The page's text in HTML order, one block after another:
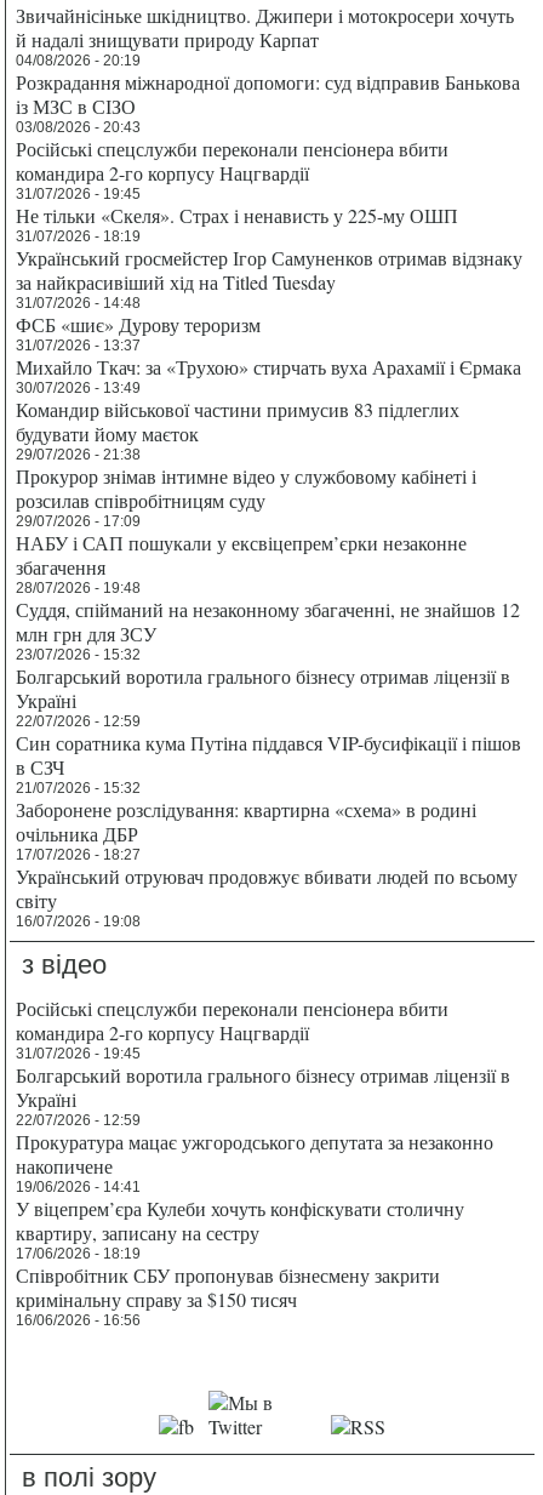
Звичайнісіньке шкідництво. Джипери і мотокросери хочуть
й надалі знищувати природу Карпат
04/08/2026 - 20:19
Розкрадання міжнародної допомоги: суд відправив Банькова
із МЗС в СІЗО
03/08/2026 - 20:43
Російські спецслужби переконали пенсіонера вбити
командира 2-го корпусу Нацгвардії
31/07/2026 - 19:45
Не тільки «Скеля». Страх і ненависть у 225-му ОШП
31/07/2026 - 18:19
Український гросмейстер Ігор Самуненков отримав відзнаку
за найкрасивіший хід на Titled Tuesday
31/07/2026 - 14:48
ФСБ «шиє» Дурову тероризм
31/07/2026 - 13:37
Михайло Ткач: за «Трухою» стирчать вуха Арахамії і Єрмака
30/07/2026 - 13:49
Командир військової частини примусив 83 підлеглих
будувати йому маєток
29/07/2026 - 21:38
Прокурор знімав інтимне відео у службовому кабінеті і
розсилав співробітницям суду
29/07/2026 - 17:09
НАБУ і САП пошукали у ексвіцепрем’єрки незаконне
збагачення
28/07/2026 - 19:48
Суддя, спійманий на незаконному збагаченні, не знайшов 12
млн грн для ЗСУ
23/07/2026 - 15:32
Болгарський воротила грального бізнесу отримав ліцензії в
Україні
22/07/2026 - 12:59
Син соратника кума Путіна піддався VIP-бусифікації і пішов
в СЗЧ
21/07/2026 - 15:32
Заборонене розслідування: квартирна «схема» в родині
очільника ДБР
17/07/2026 - 18:27
Український отруювач продовжує вбивати людей по всьому
світу
16/07/2026 - 19:08
з відео
Російські спецслужби переконали пенсіонера вбити
командира 2-го корпусу Нацгвардії
31/07/2026 - 19:45
Болгарський воротила грального бізнесу отримав ліцензії в
Україні
22/07/2026 - 12:59
Прокуратура мацає ужгородського депутата за незаконно
накопичене
19/06/2026 - 14:41
У віцепрем’єра Кулеби хочуть конфіскувати столичну
квартиру, записану на сестру
17/06/2026 - 18:19
Співробітник СБУ пропонував бізнесмену закрити
кримінальну справу за $150 тисяч
16/06/2026 - 16:56
в полі зору